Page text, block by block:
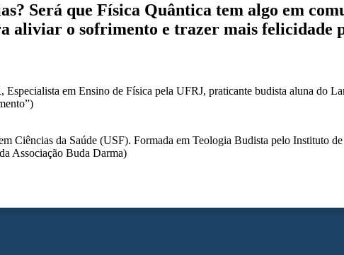
Será que Física Quântica tem algo em
aliviar o sofrimento e trazer mais felicidade
em Ensino de Física pela UFRJ, praticante budista aluna do
Ciências da Saúde (USF). Formada em Teologia Budista pelo Instituto
Associação Buda Darma)